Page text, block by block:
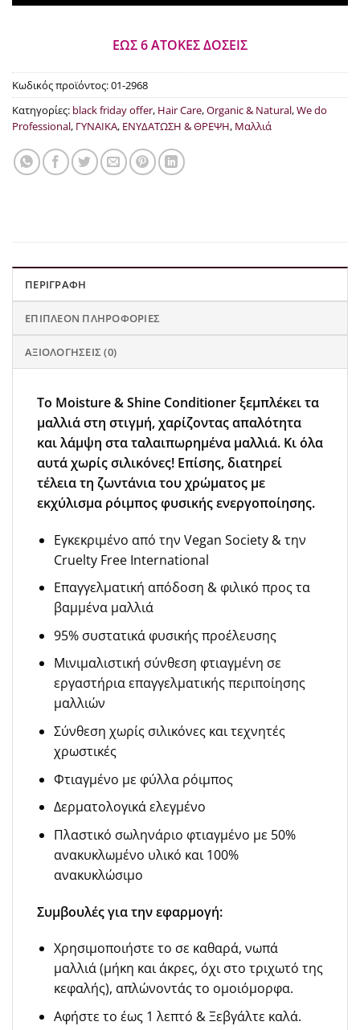
ΕΩΣ 6 ΑΤΟΚΕΣ ΔΟΣΕΙΣ
Κωδικός προϊόντος:01-2968
Κατηγορίες: black friday offer, Hair Care,Organic & Natural,We do
Professional, ΓΥΝΑΙΚΑ, ΕΝΥΔΑΤΩΣΗ & ΘΡΕΨΗ, Μαλλιά
ΠΕΡΙΓΡΑΦΉ
ΕΠΙΠΛΈΟΝ ΠΛΗΡΟΦΟΡΊΕΣ
ΑΞΙΟΛΟΓΉΣΕΙΣ (0)
Το Moisture & Shine Conditioner ξεμπλέκει τα
μαλλιά στη στιγμή, χαρίζοντας απαλότητα
και λάμψη στα ταλαιπωρημένα μαλλιά. Κι όλα
αυτά χωρίς σιλικόνες! Επίσης, διατηρεί
τέλεια τη ζωντάνια του χρώματος με
εκχύλισμα ρόιμπος φυσικής ενεργοποίησης.
Εγκεκριμένο από την Vegan Society & την
Cruelty Free International
Επαγγελματική απόδοση & φιλικό προς τα
βαμμένα μαλλιά
95% συστατικά φυσικής προέλευσης
Μινιμαλιστική σύνθεση φτιαγμένη σε
εργαστήρια επαγγελματικής περιποίησης
μαλλιών
Σύνθεση χωρίς σιλικόνες και τεχνητές
χρωστικές
Φτιαγμένο με φύλλα ρόιμπος
Δερματολογικά ελεγμένο
Πλαστικό σωληνάριο φτιαγμένο με 50%
ανακυκλωμένο υλικό και 100%
ανακυκλώσιμο
Συμβουλές για την εφαρμογή:
Χρησιμοποιήστε το σε καθαρά, νωπά
μαλλιά (μήκη και άκρες, όχι στο τριχωτό της
κεφαλής), απλώνοντάς το ομοιόμορφα.
Αφήστε το έως 1 λεπτό & Ξεβγάλτε καλά.